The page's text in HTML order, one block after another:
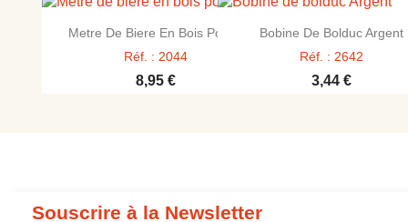
 Aperçu rapide
Metre De Biere En Bois Pour...
Réf. : 2044
8,95 €
 Aperçu rapide
Bobine De Bolduc Argent
Réf. : 2642
3,44 €
Souscrire à la Newsletter